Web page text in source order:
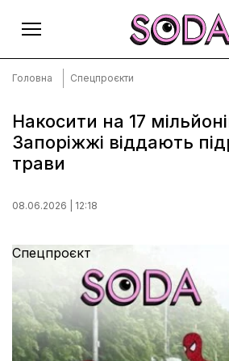
Головна
Тексти
Спецпроєкти
Місто
Редакційна політика
Правила використання
Головна Спецпроєкти
Накосити на 17
Запоріжжі віддають
трави
08.06.2026 | 12:18
Спецпроєкт